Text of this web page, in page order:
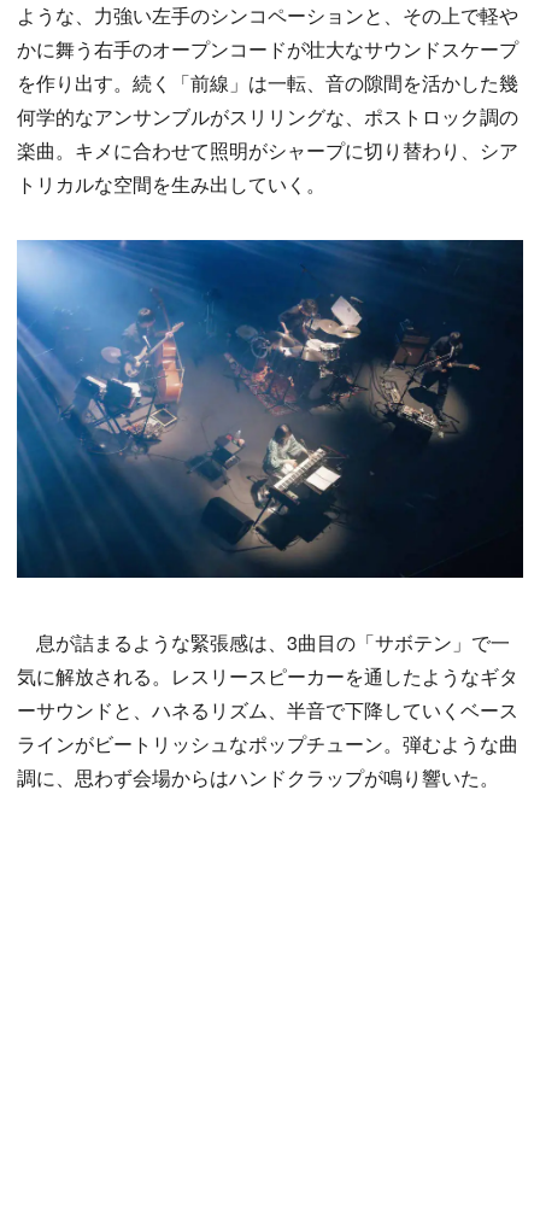
ような、力強い左手のシンコペーションと、その上で軽や
かに舞う右手のオープンコードが壮大なサウンドスケープ
を作り出す。続く「前線」は一転、音の隙間を活かした幾
何学的なアンサンブルがスリリングな、ポストロック調の
楽曲。キメに合わせて照明がシャープに切り替わり、シア
トリカルな空間を生み出していく。
息が詰まるような緊張感は、3曲目の「サボテン」で一
気に解放される。レスリースピーカーを通したようなギタ
ーサウンドと、ハネるリズム、半音で下降していくベース
ラインがビートリッシュなポップチューン。弾むような曲
調に、思わず会場からはハンドクラップが鳴り響いた。